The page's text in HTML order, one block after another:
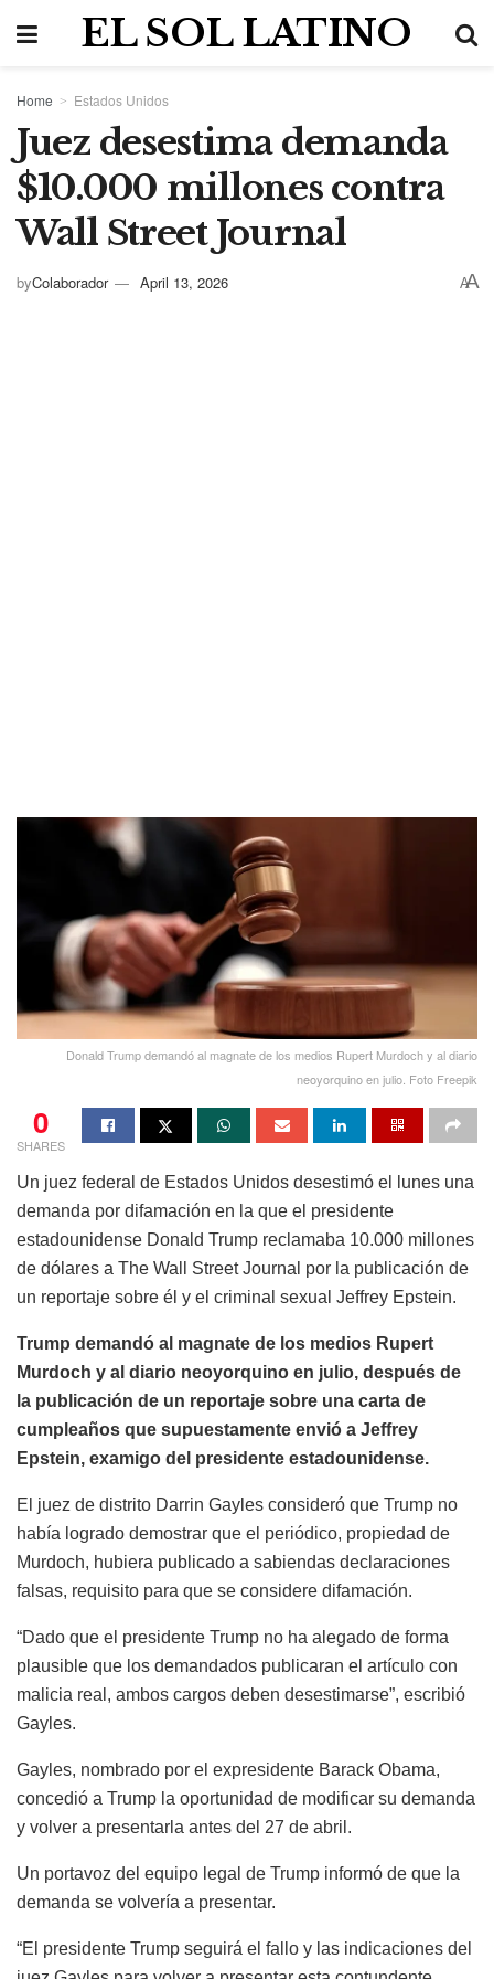
EL SOL LATINO
Home Estados Unidos
Juez desestima demanda
$10.000 millones contra
Wall Street Journal
byColaborador April 13, 2026 AA
Donald Trump demandó al magnate de los medios Rupert Murdoch y al diario
neoyorquino en julio. Foto Freepik
0
SHARES
Un juez federal de Estados Unidos desestimó el lunes una
demanda por difamación en la que el presidente
estadounidense Donald Trump reclamaba 10.000 millones
de dólares a The Wall Street Journal por la publicación de
un reportaje sobre él y el criminal sexual Jeffrey Epstein.
Trump demandó al magnate de los medios Rupert
Murdoch y al diario neoyorquino en julio, después de
la publicación de un reportaje sobre una carta de
cumpleaños que supuestamente envió a Jeffrey
Epstein, examigo del presidente estadounidense.
El juez de distrito Darrin Gayles consideró que Trump no
había logrado demostrar que el periódico, propiedad de
Murdoch, hubiera publicado a sabiendas declaraciones
falsas, requisito para que se considere difamación.
“Dado que el presidente Trump no ha alegado de forma
plausible que los demandados publicaran el artículo con
malicia real, ambos cargos deben desestimarse”, escribió
Gayles.
Gayles, nombrado por el expresidente Barack Obama,
concedió a Trump la oportunidad de modificar su demanda
y volver a presentarla antes del 27 de abril.
Un portavoz del equipo legal de Trump informó de que la
demanda se volvería a presentar.
“El presidente Trump seguirá el fallo y las indicaciones del